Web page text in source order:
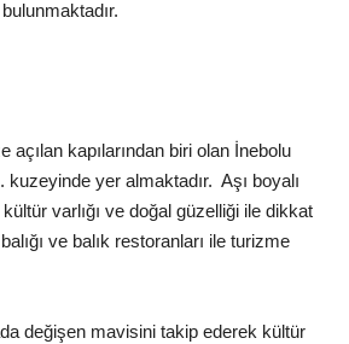
açılan kapılarından biri olan İnebolu
yer almaktadır. Aşı boyalı
varlığı ve doğal güzelliği ile dikkat
ve balık restoranları ile turizme
değişen mavisini takip ederek kültür